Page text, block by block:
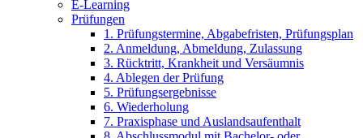
E-Learning
Prüfungen
1. Prüfungstermine, Abgabefristen, Prüfungsplan
2. Anmeldung, Abmeldung, Zulassung
3. Rücktritt, Krankheit und Versäumnis
4. Ablegen der Prüfung
5. Prüfungsergebnisse
6. Wiederholung
7. Praxisphase und Auslandsaufenthalt